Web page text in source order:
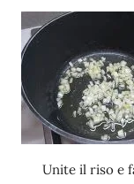
Unite il riso e